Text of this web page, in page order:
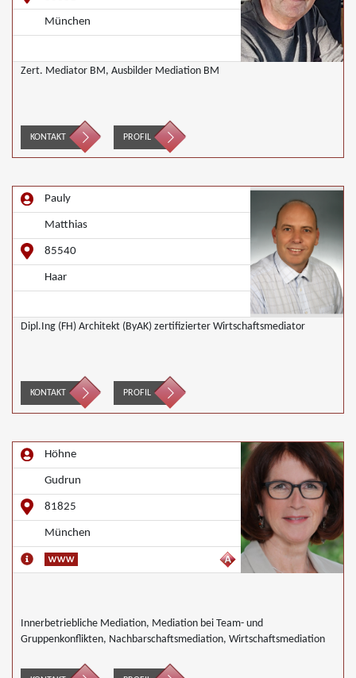
München
Zert. Mediator BM, Ausbilder Mediation BM
KONTAKT PROFIL
Pauly
Matthias
85540
Haar
Dipl.Ing (FH) Architekt (ByAK) zertifizierter Wirtschaftsmediator
KONTAKT PROFIL
Höhne
Gudrun
81825
München
Innerbetriebliche Mediation, Mediation bei Team- und
Gruppenkonflikten, Nachbarschaftsmediation, Wirtschaftsmediation